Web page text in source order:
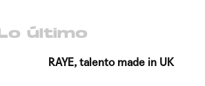
Lo último
RAYE, talento made in UK